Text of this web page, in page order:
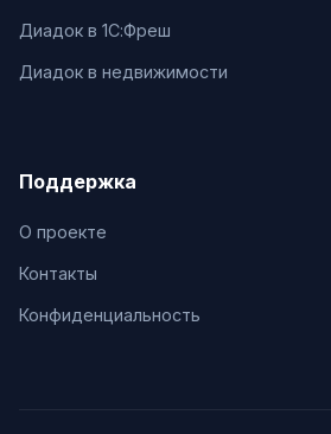
Диадок в 1С:Фреш
Диадок в недвижимости
Поддержка
О проекте
Контакты
Конфиденциальность